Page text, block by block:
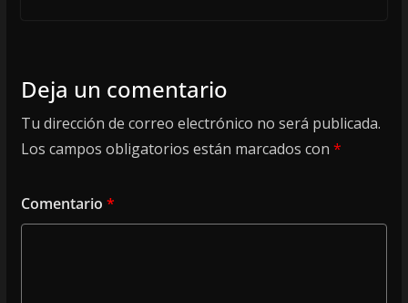
Deja un comentario
Tu dirección de correo electrónico no será publicada.
Los campos obligatorios están marcados con *
Comentario *